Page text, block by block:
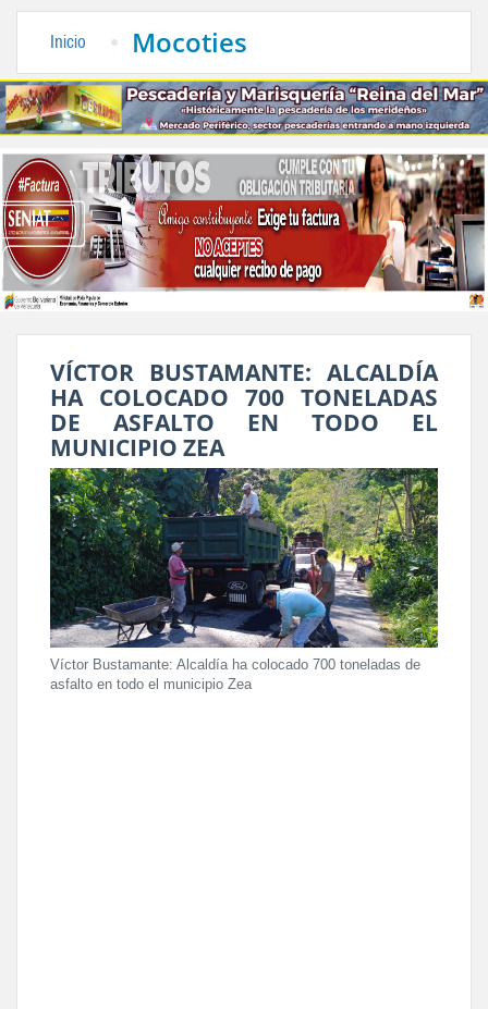
Inicio Mocoties
VÍCTOR BUSTAMANTE: ALCALDÍA
HA COLOCADO 700 TONELADAS
DE ASFALTO EN TODO EL
MUNICIPIO ZEA
Víctor Bustamante: Alcaldía ha colocado 700 toneladas de
asfalto en todo el municipio Zea